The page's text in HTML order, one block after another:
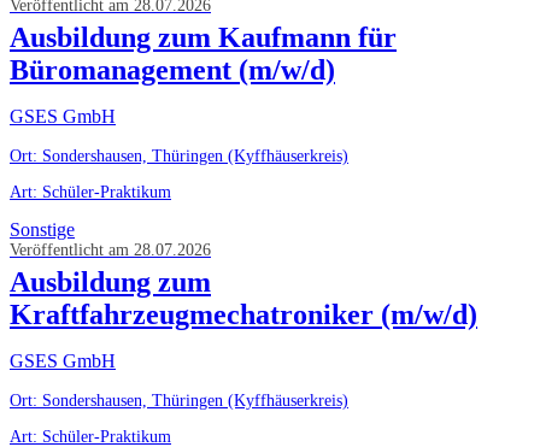
Veröffentlicht am 28.07.2026
Ausbildung zum Kaufmann für
Büromanagement (m/w/d)
GSES GmbH
Ort: Sondershausen, Thüringen (Kyffhäuserkreis)
Art: Schüler-Praktikum
Sonstige
Veröffentlicht am 28.07.2026
Ausbildung zum
Kraftfahrzeugmechatroniker (m/w/d)
GSES GmbH
Ort: Sondershausen, Thüringen (Kyffhäuserkreis)
Art: Schüler-Praktikum